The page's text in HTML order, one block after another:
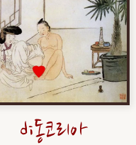
di동코리아